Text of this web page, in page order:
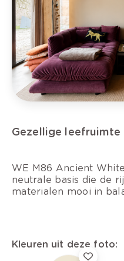
Gezellige
WE M86 Ancient
neutrale basis die de
materialen mooi in
Kleuren uit deze foto: